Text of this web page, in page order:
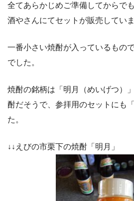
全てあらかじめご準備してからで
酒やさんにてセットが販売していま
一番小さい焼酎が入っているもの
でした。
焼酎の銘柄は「明月（めいげつ）
酎だそうで、参拝用のセットにも
た。
↓↓えびの市栗下の焼酎「明月」